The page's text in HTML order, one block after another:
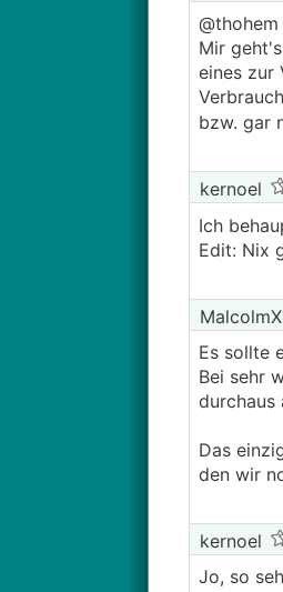
@thohem
Mir
eines zur
bzw. gar
kernoel
Ich
Edit: Nix
MalcolmX
Es sollte
Bei sehr
durchaus
Das
den wir
kernoel
Jo, so